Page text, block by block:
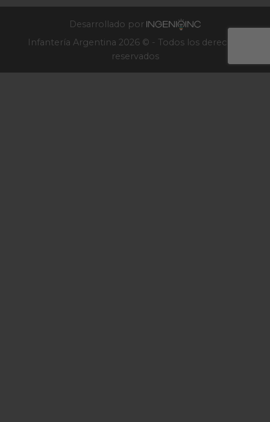
Desarrollado por
Infantería Argentina 2026 © - Todos los derechos
reservados